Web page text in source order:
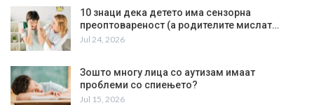
10 знаци дека детето има сензорна
преоптовареност (а родителите мислат…
Jul 24, 2026
Зошто многу лица со аутизам имаат
проблеми со спиењето?
Jul 15, 2026